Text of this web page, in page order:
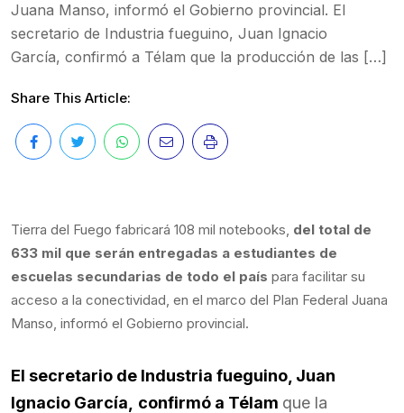
Juana Manso, informó el Gobierno provincial. El
secretario de Industria fueguino, Juan Ignacio
García, confirmó a Télam que la producción de las […]
Share This Article:
Tierra del Fuego fabricará 108 mil notebooks, del total de
633 mil que serán entregadas a estudiantes de
escuelas secundarias de todo el país para facilitar su
acceso a la conectividad, en el marco del Plan Federal Juana
Manso, informó el Gobierno provincial.
El secretario de Industria fueguino, Juan
Ignacio García,
confirmó a Télam que la